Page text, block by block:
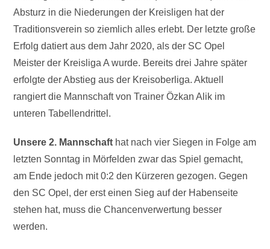
Absturz in die Niederungen der Kreisligen hat der
Traditionsverein so ziemlich alles erlebt. Der letzte große
Erfolg datiert aus dem Jahr 2020, als der SC Opel
Meister der Kreisliga A wurde. Bereits drei Jahre später
erfolgte der Abstieg aus der Kreisoberliga. Aktuell
rangiert die Mannschaft von Trainer Özkan Alik im
unteren Tabellendrittel.
Unsere 2. Mannschaft hat nach vier Siegen in Folge am
letzten Sonntag in Mörfelden zwar das Spiel gemacht,
am Ende jedoch mit 0:2 den Kürzeren gezogen. Gegen
den SC Opel, der erst einen Sieg auf der Habenseite
stehen hat, muss die Chancenverwertung besser
werden.